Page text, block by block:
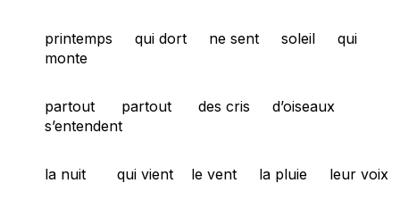
printemps qui dort ne sent soleil qui
monte
partout partout des cris d’oiseaux
s’entendent
la nuit qui vient le vent la pluie leur voix